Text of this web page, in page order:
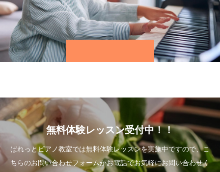
無料体験レッスン受付中！！
ぱれっとピアノ教室では無料体験レッスンを実施中ですので、こ
ちらのお問い合わせフォームかお電話でお気軽にお問い合わせく